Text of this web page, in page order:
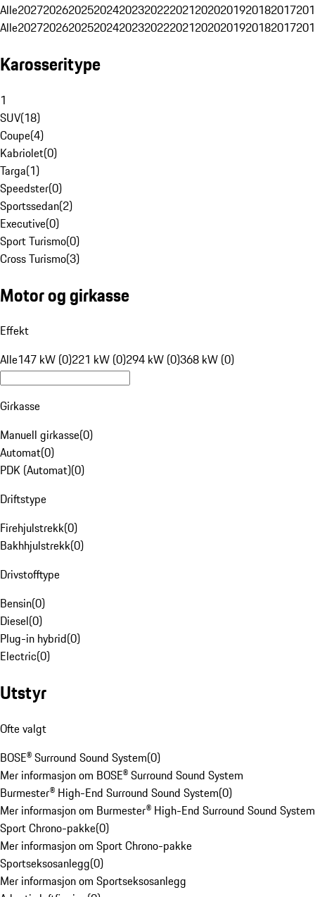
Alle20272026202520242023202220212020201920182017
Alle20272026202520242023202220212020201920182017
Karosseritype
1
SUV(18)
Coupe(4)
Kabriolet(0)
Targa(1)
Speedster(0)
Sportssedan(2)
Executive(0)
Sport Turismo(0)
Cross Turismo(3)
Motor og girkasse
Effekt
Alle147 kW (0)221 kW (0)294 kW (0)368 kW (0)
Girkasse
Manuell girkasse(0)
Automat(0)
PDK (Automat)(0)
Driftstype
Firehjulstrekk(0)
Bakhhjulstrekk(0)
Drivstofftype
Bensin(0)
Diesel(0)
Plug-in hybrid(0)
Electric(0)
Utstyr
Ofte valgt
BOSE® Surround Sound System(0)
Mer informasjon om BOSE® Surround Sound System
Burmester® High-End Surround Sound System(0)
Mer informasjon om Burmester® High-End Surround Sound System
Sport Chrono-pakke(0)
Mer informasjon om Sport Chrono-pakke
Sportseksosanlegg(0)
Mer informasjon om Sportseksosanlegg